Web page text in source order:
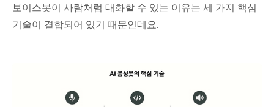
보이스봇이 사람처럼 대화할 수 있는 이유는 세 가지 핵심
기술이 결합되어 있기 때문인데요.